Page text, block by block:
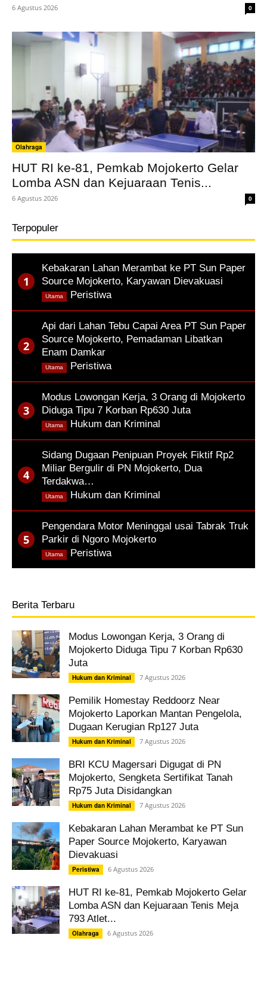
6 Agustus 2026 0
Olahraga
HUT RI ke-81, Pemkab Mojokerto Gelar
Lomba ASN dan Kejuaraan Tenis...
6 Agustus 2026 0
Terpopuler
Kebakaran Lahan Merambat ke PT Sun Paper
Source Mojokerto, Karyawan Dievakuasi
Peristiwa
Utama
Api dari Lahan Tebu Capai Area PT Sun Paper
Source Mojokerto, Pemadaman Libatkan
Enam Damkar
Peristiwa
Utama
Modus Lowongan Kerja, 3 Orang di Mojokerto
Diduga Tipu 7 Korban Rp630 Juta
Hukum dan Kriminal
Utama
Sidang Dugaan Penipuan Proyek Fiktif Rp2
Miliar Bergulir di PN Mojokerto, Dua
Terdakwa…
Hukum dan Kriminal
Utama
Pengendara Motor Meninggal usai Tabrak Truk
Parkir di Ngoro Mojokerto
Peristiwa
Utama
Berita Terbaru
Modus Lowongan Kerja, 3 Orang di
Mojokerto Diduga Tipu 7 Korban Rp630
Juta
Hukum dan Kriminal 7 Agustus 2026
Pemilik Homestay Reddoorz Near
Mojokerto Laporkan Mantan Pengelola,
Dugaan Kerugian Rp127 Juta
Hukum dan Kriminal 7 Agustus 2026
BRI KCU Magersari Digugat di PN
Mojokerto, Sengketa Sertifikat Tanah
Rp75 Juta Disidangkan
Hukum dan Kriminal 7 Agustus 2026
Kebakaran Lahan Merambat ke PT Sun
Paper Source Mojokerto, Karyawan
Dievakuasi
Peristiwa 6 Agustus 2026
HUT RI ke-81, Pemkab Mojokerto Gelar
Lomba ASN dan Kejuaraan Tenis Meja
793 Atlet...
Olahraga 6 Agustus 2026